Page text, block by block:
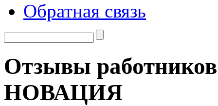
Обратная связь
Отзывы
НОВАЦИЯ